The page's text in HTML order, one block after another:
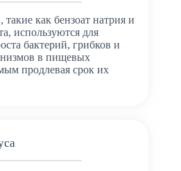
как бензоат натрия и
используются для
бактерий, грибков и
в пищевых
продлевая срок их